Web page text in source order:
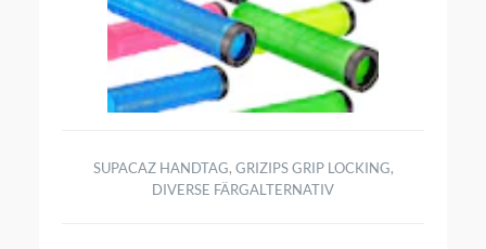
SUPACAZ HANDTAG, GRIZIPS GRIP LOCKING,
DIVERSE FÄRGALTERNATIV